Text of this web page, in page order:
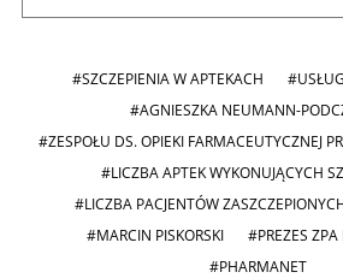
#SZCZEPIENIA W APTEKACH
#AGNIESZKA NEUMANN-
#ZESPOŁU DS. OPIEKI FARMACEUTYCZNEJ
#LICZBA APTEK WYKONUJĄCYCH
#LICZBA PACJENTÓW
#MARCIN PISKORSKI
#PREZES
#PHARMANET